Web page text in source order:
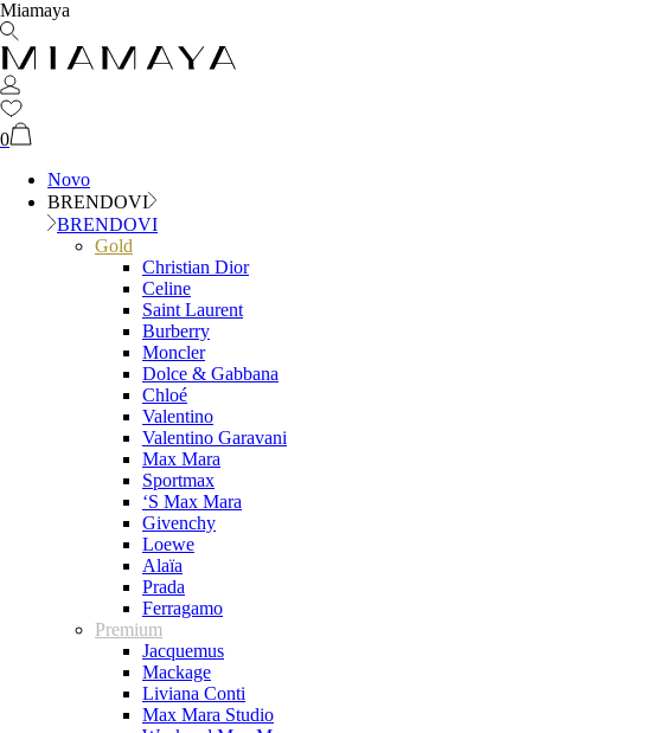
Miamaya
0
Novo
BRENDOVI
BRENDOVI
Gold
Christian Dior
Celine
Saint Laurent
Burberry
Moncler
Dolce & Gabbana
Chloé
Valentino
Valentino Garavani
Max Mara
Sportmax
‘S Max Mara
Givenchy
Loewe
Alaïa
Prada
Ferragamo
Premium
Jacquemus
Mackage
Liviana Conti
Max Mara Studio